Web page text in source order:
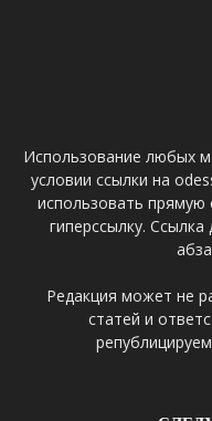
Использование любых
условии ссылки на
использовать прямую
гиперссылку.
Редакция может не
статей и